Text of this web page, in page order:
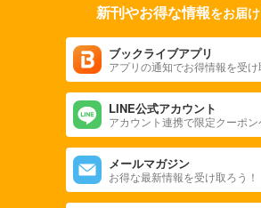
新刊やお得な情報をお届
ブックライブアプリ
アプリの通知でお得情報を受け
LINE公式アカウント
アカウント連携で限定クーポン
メールマガジン
お得な最新情報を受け取ろう！